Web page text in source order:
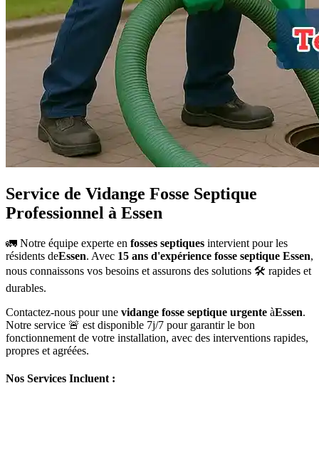
Service de Vidange Fosse Septique
Professionnel à Essen
🚛 Notre équipe experte en fosses septiques intervient pour les
résidents deEssen. Avec 15 ans d'expérience fosse septique Essen,
nous connaissons vos besoins et assurons des solutions 🛠️ rapides et
durables.
Contactez-nous pour une vidange fosse septique urgente àEssen.
Notre service 🚨 est disponible 7j/7 pour garantir le bon
fonctionnement de votre installation, avec des interventions rapides,
propres et agréées.
Nos Services Incluent :